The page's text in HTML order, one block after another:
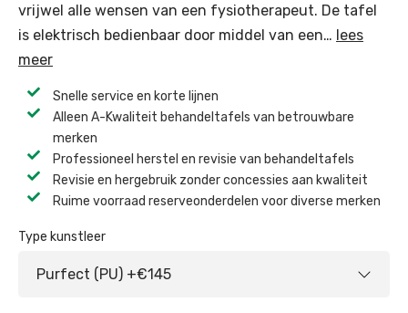
vrijwel alle wensen van een fysiotherapeut. De tafel
is elektrisch bedienbaar door middel van een… lees
meer
Snelle service en korte lijnen
Alleen A-Kwaliteit behandeltafels van betrouwbare
merken
Professioneel herstel en revisie van behandeltafels ​
Revisie en hergebruik zonder concessies aan kwaliteit ​
Ruime voorraad reserveonderdelen voor diverse merken ​
Type kunstleer